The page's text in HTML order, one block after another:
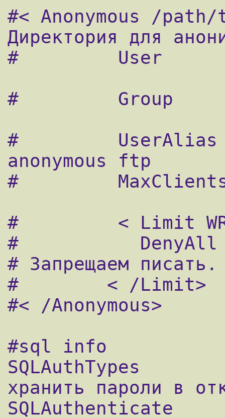
#< Anonymous /path/
Директория для
#	  User                          ftp
#	  Group                         ftp
#	  UserAlias
anonymous ftp
#	  MaxClients                    10
#	  < Limit WRITE>
#	    DenyAll
# Запрещаем писать.
#	 < /Limit>
#< /Anonymous>
#sql info
SQLAuthTypes		Plaintext	#
хранить пароли в
SQLAuthenticate		users